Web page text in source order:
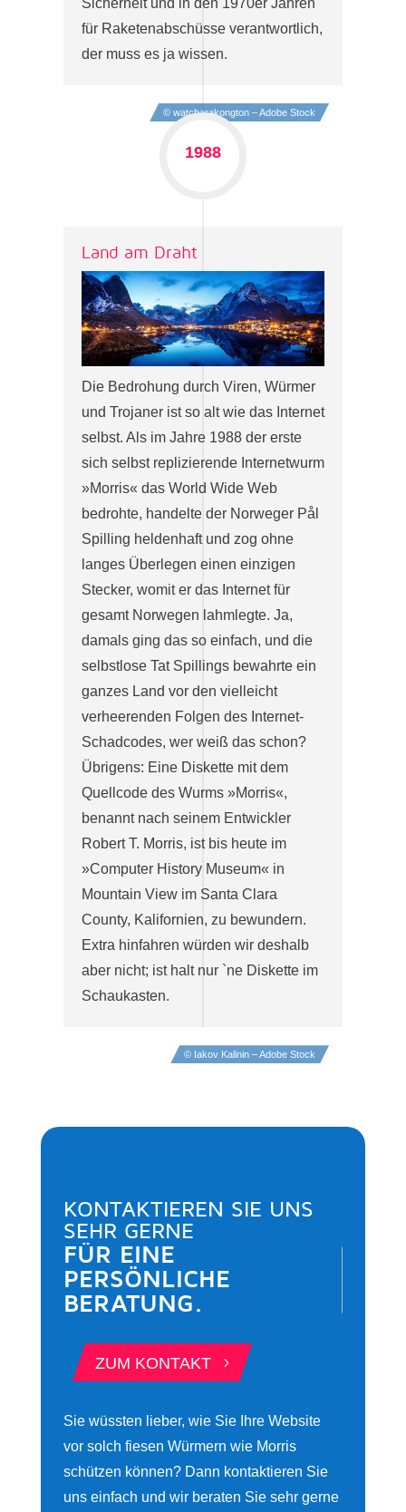
Sicherheit und in den 1970er Jahren
für Raketenabschüsse verantwortlich,
der muss es ja wissen.
© watcharakongton – Adobe Stock
1988
Land am Draht
Die Bedrohung durch Viren, Würmer
und Trojaner ist so alt wie das Internet
selbst. Als im Jahre 1988 der erste
sich selbst replizierende Internetwurm
»Morris« das World Wide Web
bedrohte, handelte der Norweger Pål
Spilling heldenhaft und zog ohne
langes Überlegen einen einzigen
Stecker, womit er das Internet für
gesamt Norwegen lahmlegte. Ja,
damals ging das so einfach, und die
selbstlose Tat Spillings bewahrte ein
ganzes Land vor den vielleicht
verheerenden Folgen des Internet-
Schadcodes, wer weiß das schon?
Übrigens: Eine Diskette mit dem
Quellcode des Wurms »Morris«,
benannt nach seinem Entwickler
Robert T. Morris, ist bis heute im
»Computer History Museum« in
Mountain View im Santa Clara
County, Kalifornien, zu bewundern.
Extra hinfahren würden wir deshalb
aber nicht; ist halt nur `ne Diskette im
Schaukasten.
© Iakov Kalinin – Adobe Stock
KONTAKTIEREN SIE UNS
SEHR GERNE
FÜR EINE
PERSÖNLICHE
BERATUNG.
ZUM KONTAKT 5
Sie wüssten lieber, wie Sie Ihre Website
vor solch fiesen Würmern wie Morris
schützen können? Dann kontaktieren Sie
uns einfach und wir beraten Sie sehr gerne